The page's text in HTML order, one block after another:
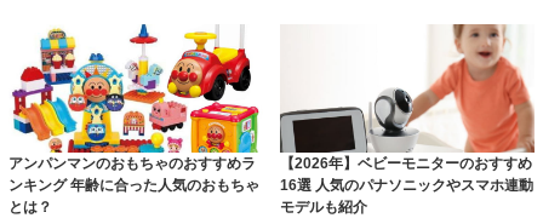
アンパンマンのおもちゃのおすすめラ
ンキング 年齢に合った人気のおもちゃ
とは？
【2026年】ベビーモニターのおすすめ
16選 人気のパナソニックやスマホ連動
モデルも紹介